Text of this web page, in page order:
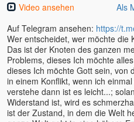
Indira
Ivan Pietro
Jac O'Keeffe
Jayananda
Jeff Foster
Jens Marionette
J. Krishnamurti
Video ansehen
Als
Auf Telegram ansehen: https://
Wer entscheidet, wer möchte die
Das ist der Knoten des ganzen
Problems, dieses Ich möchte
dieses Ich möchte Gott sein, von
in einem Konflikt, wenn ich
verstehe dann ist es leicht...;
Widerstand ist, wird es
ist der Zustand, in dem die Welt